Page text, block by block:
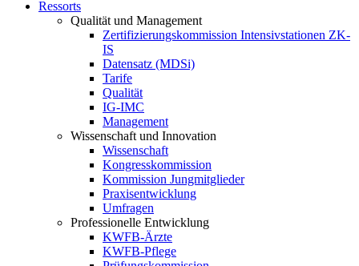
Ressorts
Qualität und Management
Zertifizierungskommission Intensivstationen ZK-
IS
Datensatz (MDSi)
Tarife
Qualität
IG-IMC
Management
Wissenschaft und Innovation
Wissenschaft
Kongresskommission
Kommission Jungmitglieder
Praxisentwicklung
Umfragen
Professionelle Entwicklung
KWFB-Ärzte
KWFB-Pflege